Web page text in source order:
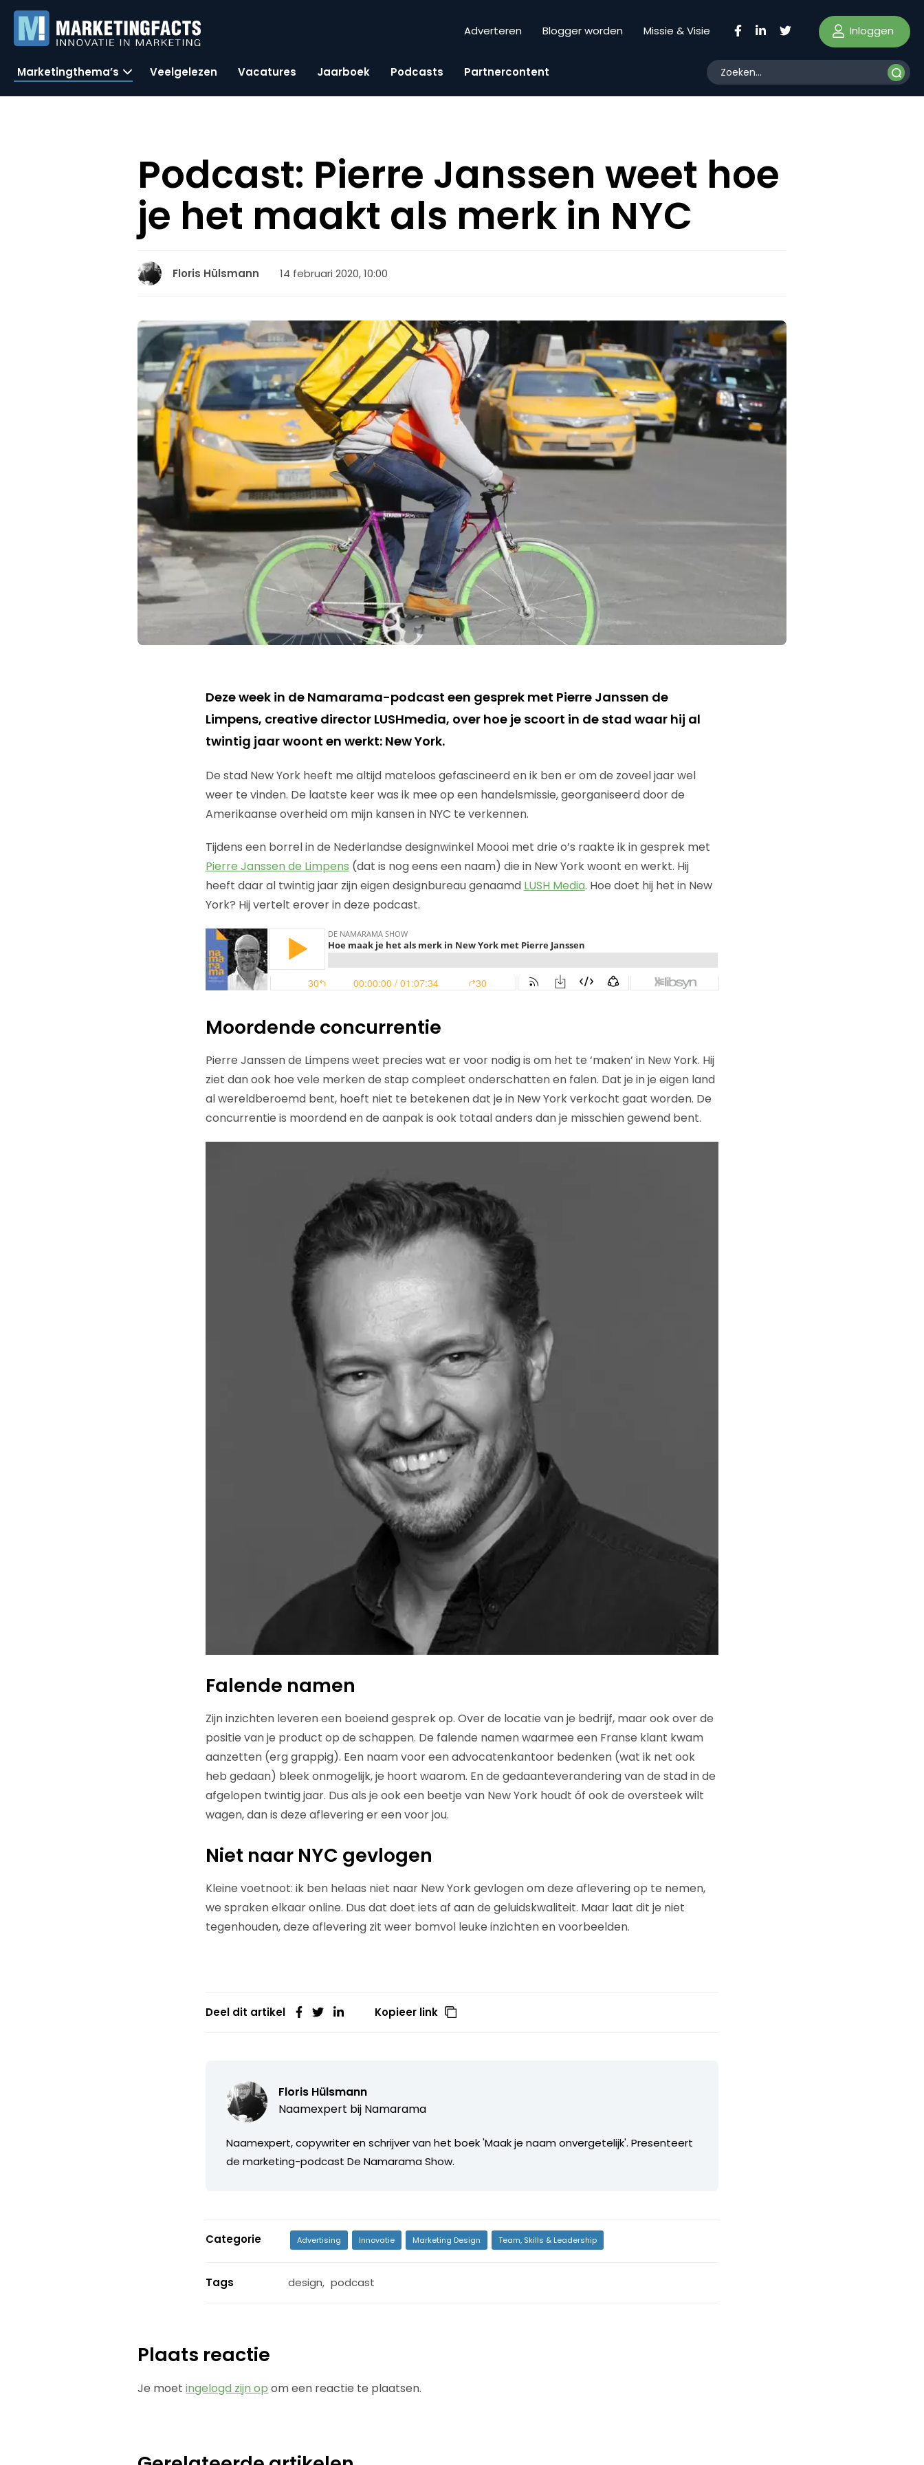
Adverteren Blogger worden Missie & Visie Inloggen
Marketingthema’s Veelgelezen Vacatures Jaarboek Podcasts Partnercontent
Podcast: Pierre Janssen weet hoe
je het maakt als merk in NYC
Floris Hülsmann 14 februari 2020, 10:00
Deze week in de Namarama-podcast een gesprek met Pierre Janssen de
Limpens, creative director LUSHmedia, over hoe je scoort in de stad waar hij al
twintig jaar woont en werkt: New York.
De stad New York heeft me altijd mateloos gefascineerd en ik ben er om de zoveel jaar wel
weer te vinden. De laatste keer was ik mee op een handelsmissie, georganiseerd door de
Amerikaanse overheid om mijn kansen in NYC te verkennen.
Tijdens een borrel in de Nederlandse designwinkel Moooi met drie o’s raakte ik in gesprek met
Pierre Janssen de Limpens (dat is nog eens een naam) die in New York woont en werkt. Hij
heeft daar al twintig jaar zijn eigen designbureau genaamd LUSH Media. Hoe doet hij het in New
York? Hij vertelt erover in deze podcast.
Moordende concurrentie
Pierre Janssen de Limpens weet precies wat er voor nodig is om het te ‘maken’ in New York. Hij
ziet dan ook hoe vele merken de stap compleet onderschatten en falen. Dat je in je eigen land
al wereldberoemd bent, hoeft niet te betekenen dat je in New York verkocht gaat worden. De
concurrentie is moordend en de aanpak is ook totaal anders dan je misschien gewend bent.
Falende namen
Zijn inzichten leveren een boeiend gesprek op. Over de locatie van je bedrijf, maar ook over de
positie van je product op de schappen. De falende namen waarmee een Franse klant kwam
aanzetten (erg grappig). Een naam voor een advocatenkantoor bedenken (wat ik net ook
heb gedaan) bleek onmogelijk, je hoort waarom. En de gedaanteverandering van de stad in de
afgelopen twintig jaar. Dus als je ook een beetje van New York houdt óf ook de oversteek wilt
wagen, dan is deze aflevering er een voor jou.
Niet naar NYC gevlogen
Kleine voetnoot: ik ben helaas niet naar New York gevlogen om deze aflevering op te nemen,
we spraken elkaar online. Dus dat doet iets af aan de geluidskwaliteit. Maar laat dit je niet
tegenhouden, deze aflevering zit weer bomvol leuke inzichten en voorbeelden.
Deel dit artikel Kopieer link
Floris Hülsmann
Naamexpert bij Namarama
Naamexpert, copywriter en schrijver van het boek 'Maak je naam onvergetelijk'. Presenteert
de marketing-podcast De Namarama Show.
Categorie Advertising Innovatie Marketing Design Team, Skills & Leadership
Tags design, podcast
Plaats reactie
Je moetingelogd zijn op om een reactie te plaatsen.